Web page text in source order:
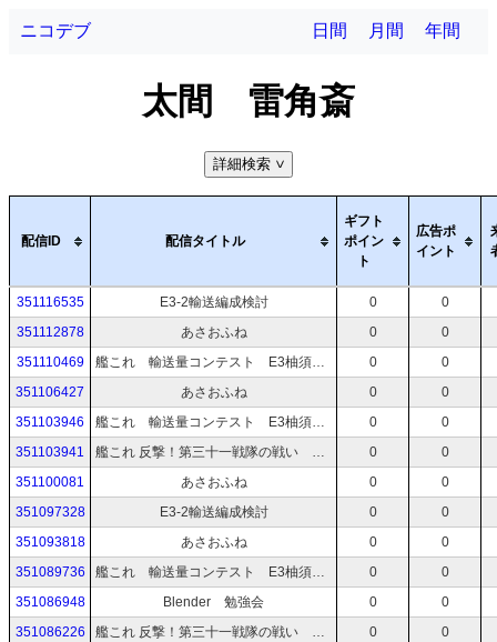
ニコデブ 日間 月間 年間
太間 雷角斎
詳細検索 >
配信ID 配信タイトル
ギフト
ポイン
ト
広告ポ
イント
351116535 E3-2輸送編成検討 0
0
351112878
あさおふね 0
0
351110469
艦これ 輸送量コンテスト E3柚須 どこまでも地獄味 0
0
351106427
あさおふね 0
0
351103946
艦これ 輸送量コンテスト E3柚須 どこまでも地獄味 0
0
351103941
艦これ 反撃！第三十一戦隊の戦い E3開始 0
0
351100081
あさおふね 0
0
351097328
E3-2輸送編成検討 0
0
351093818
あさおふね 0
0
351089736
艦これ 輸送量コンテスト E3柚須 どこまでも地獄味 0
0
351086948
Blender 勉強会 0
0
351086226
艦これ 反撃！第三十一戦隊の戦い E3開始 0
0